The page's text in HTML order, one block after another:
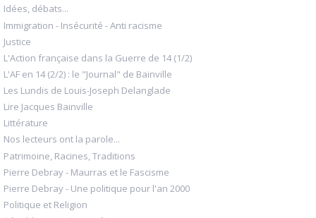
Idées, débats...
Immigration - Insécurité - Anti racisme
Justice
L'Action française dans la Guerre de 14 (1/2)
L'AF en 14 (2/2) : le "Journal" de Bainville
Les Lundis de Louis-Joseph Delanglade
Lire Jacques Bainville
Littérature
Nos lecteurs ont la parole...
Patrimoine, Racines, Traditions
Pierre Debray - Maurras et le Fascisme
Pierre Debray - Une politique pour l'an 2000
Politique et Religion